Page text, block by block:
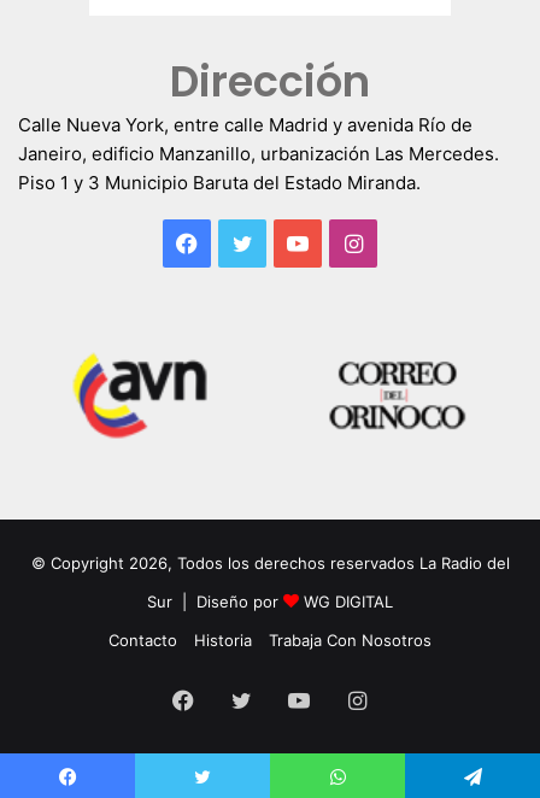
Dirección
Calle Nueva York, entre calle Madrid y avenida Río de
Janeiro, edificio Manzanillo, urbanización Las Mercedes.
Piso 1 y 3 Municipio Baruta del Estado Miranda.
Facebook
TwitterYouTubeInstagram
© Copyright 2026, Todos los derechos reservados La Radio del
Sur | Diseño por
WG DIGITAL
Contacto
Historia Trabaja Con Nosotros
Facebook
TwitterYouTubeInstagram